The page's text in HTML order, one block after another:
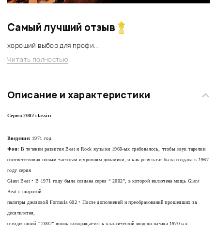
Самый лучший отзыв
хороший выбор для профи...
Читать полностью
Описание и характеристики
Серия 2002 classic:
Введение: 1971 год
Фон: В течении развития Beat и Rock музыки 1960-ых требовалось, чтобы звук тарелки
соответствовал новым частотам и уровням динамики, и как результат была создана в 1967
году серия
Giant Beat • В 1971 году была создана серия “ 2002”, в которой включена мощь Giant
Beat с широтой
палитры джазовой Formula 602 • После дополнений и преобразований прошедших за
десятилетия,
сегодняшний “2002” вновь возвращается к классической модели начала 1970-ых.